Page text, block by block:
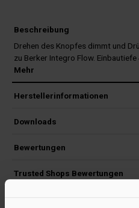
Beschreibung
Drehen des Knopfes dimmt und
zu Berker Integro Flow. Einbautiefe
Mehr
Herstellerinformationen
Downloads
Bewertungen
Trusted Shops Bewertungen